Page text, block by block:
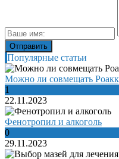
Популярные статьи
Можно ли совмещать
1
22.11.2023
Фенотропил и алкоголь
0
29.11.2023